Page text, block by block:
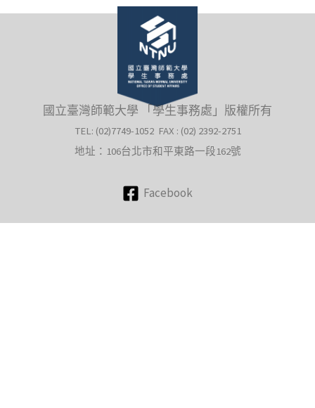
國立臺灣師範大學 「學生事務處」版權所有
TEL: (02)7749-1052 FAX : (02) 2392-2751
地址：106台北市和平東路一段162號
Facebook